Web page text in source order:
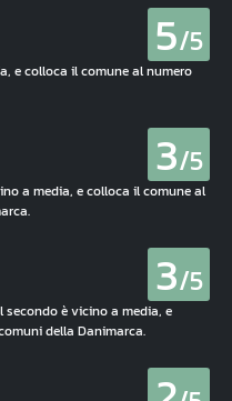
5/5
e colloca il comune al numero
3/5
a media, e colloca il comune al
3/5
è vicino a media, e
della Danimarca.